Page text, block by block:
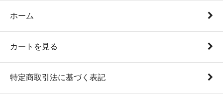
ホーム
カートを見る
特定商取引法に基づく表記